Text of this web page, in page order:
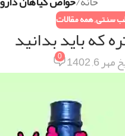
سنتی,همه مقالات
که باید بدانید
6, 1402
0